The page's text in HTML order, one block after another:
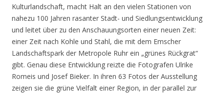
Kulturlandschaft, macht Halt an den vielen Stationen von
nahezu 100 Jahren rasanter Stadt- und Siedlungsentwicklung
und leitet über zu den Anschauungsorten einer neuen Zeit:
einer Zeit nach Kohle und Stahl, die mit dem Emscher
Landschaftspark der Metropole Ruhr ein „grünes Rückgrat“
gibt. Genau diese Entwicklung reizte die Fotografen Ulrike
Romeis und Josef Bieker. In ihren 63 Fotos der Ausstellung
zeigen sie die grüne Vielfalt einer Region, in der parallel zur